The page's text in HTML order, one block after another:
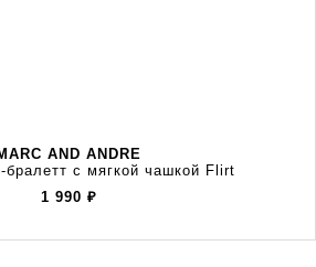
AND ANDRE
бралетт с мягкой чашкой Flirt
1 990 ₽